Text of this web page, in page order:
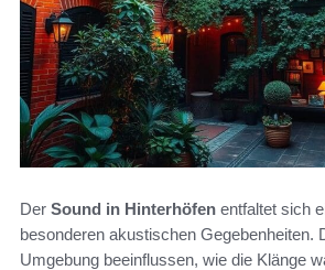
Der Sound in Hinterhöfen entfaltet sich
besonderen akustischen Gegebenheiten.
Umgebung beeinflussen, wie die Klänge